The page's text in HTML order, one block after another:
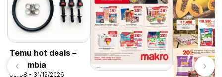
Temu hot deals –
Colombia
09/08 - 31/12/2026